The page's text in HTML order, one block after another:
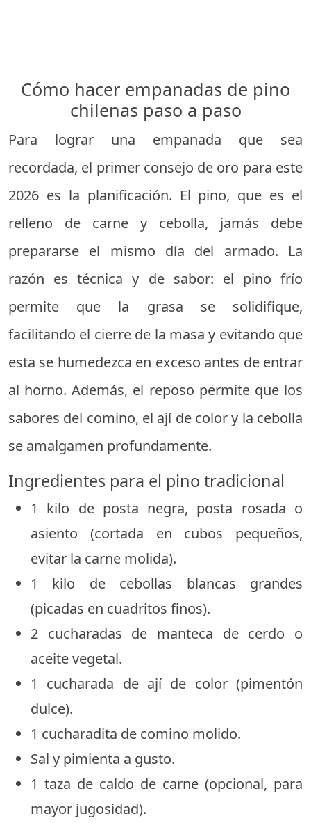
Cómo hacer empanadas de pino
chilenas paso a paso
Para lograr una empanada que sea
recordada, el primer consejo de oro para este
2026 es la planificación. El pino, que es el
relleno de carne y cebolla, jamás debe
prepararse el mismo día del armado. La
razón es técnica y de sabor: el pino frío
permite que la grasa se solidifique,
facilitando el cierre de la masa y evitando que
esta se humedezca en exceso antes de entrar
al horno. Además, el reposo permite que los
sabores del comino, el ají de color y la cebolla
se amalgamen profundamente.
Ingredientes para el pino tradicional
1 kilo de posta negra, posta rosada o
asiento (cortada en cubos pequeños,
evitar la carne molida).
1 kilo de cebollas blancas grandes
(picadas en cuadritos finos).
2 cucharadas de manteca de cerdo o
aceite vegetal.
1 cucharada de ají de color (pimentón
dulce).
1 cucharadita de comino molido.
Sal y pimienta a gusto.
1 taza de caldo de carne (opcional, para
mayor jugosidad).